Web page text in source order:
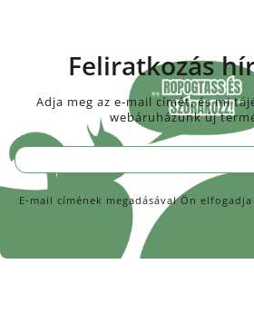
Feliratkozás
Adja meg az e-mail címét, és mi
webáruházunk új
E-mail címének megadásával Ön elfogadja